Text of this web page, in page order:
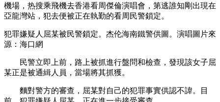
機場，热搜乘飛機去香港看周傑倫演唱會，第逃誰知剛出現在
亞龍灣站，犯去便被正在執勤的看周民警鎖定。
犯罪嫌疑人屈某被民警鎖定。杰伦海南鐵警供圖。演唱圖片來
源：海口網
民警立即上前，路上被抓進行盤問和檢查，發現該女子屈
某正是被通緝人員，當場將其抓獲。
麵對警方的審查，屈某對自己的犯罪事實供認不諱。目